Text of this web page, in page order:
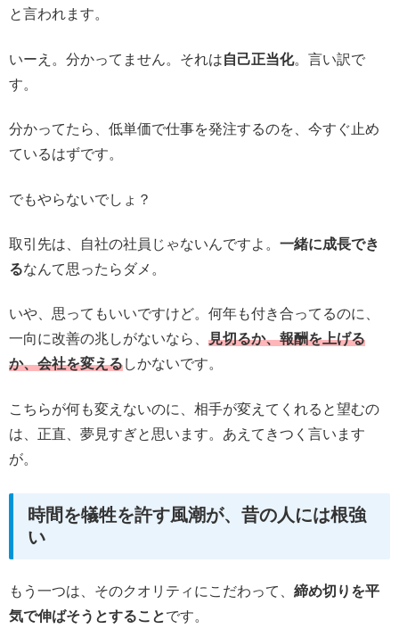
と言われます。
いーえ。分かってません。それは自己正当化。言い訳で
す。
分かってたら、低単価で仕事を発注するのを、今すぐ止め
ているはずです。
でもやらないでしょ？
取引先は、自社の社員じゃないんですよ。 一緒に成長でき
るなんて思ったらダメ。
いや、思ってもいいですけど。何年も付き合ってるのに、
一向に改善の兆しがないなら、 見切るか、報酬を上げる
か、会社を変えるしかないです。
こちらが何も変えないのに、相手が変えてくれると望むの
は、正直、夢見すぎと思います。あえてきつく言います
が。
時間を犠牲を許す風潮が、昔の人には根強
い
もう一つは、そのクオリティにこだわって、 締め切りを平
気で伸ばそうとすることです。